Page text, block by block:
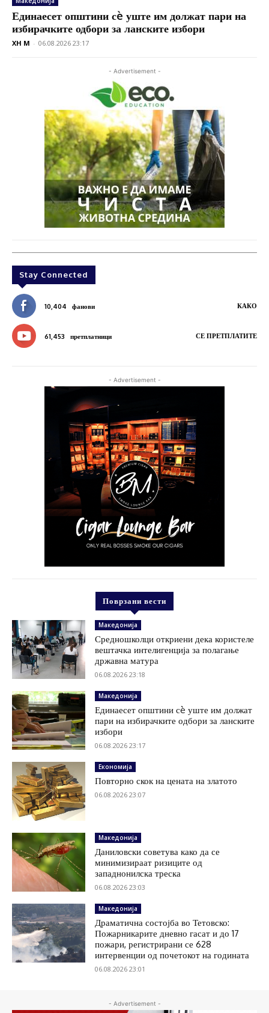
Единаесет општини сè уште им должат пари на
избирачките одбори за ланските избори
XH M - 06.08.2026 23:17
- Advertisement -
Stay Connected
10,404 фанови КАКО
61,453 претплатници СЕ ПРЕТПЛАТИТЕ
- Advertisement -
Поврзани вести
Македонија
Средношколци откриени дека користеле
вештачка интелигенција за полагање
државна матура
06.08.2026 23:18
Македонија
Единаесет општини сè уште им должат
пари на избирачките одбори за ланските
избори
06.08.2026 23:17
Економија
Повторно скок на цената на златото
06.08.2026 23:07
Македонија
Даниловски советува како да се
минимизираат ризиците од
западнонилска треска
06.08.2026 23:03
Македонија
Драматична состојба во Тетовско:
Пожарникарите дневно гасат и до 17
пожари, регистрирани се 628
интервенции од почетокот на годината
06.08.2026 23:01
- Advertisement -